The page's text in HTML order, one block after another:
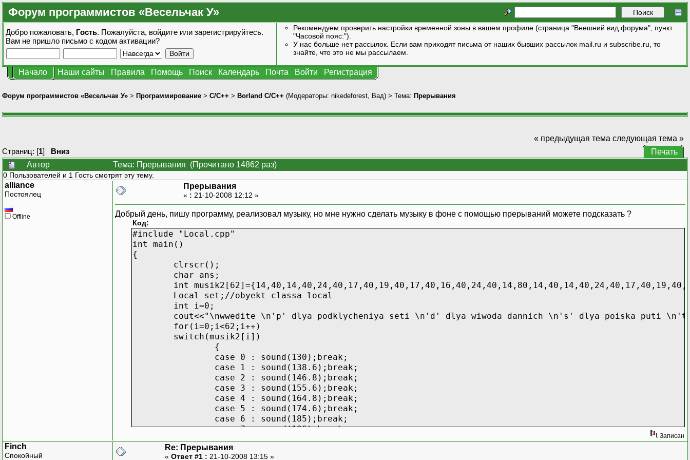
Форум программистов «Весельчак У»
Добро пожаловать, Гость. Пожалуйста, войдите или зарегистрируйтесь.
Вам не пришло письмо с кодом активации?
Рекомендуем проверить настройки временной зоны в вашем профиле (страница "Внешний вид форума", пункт
"Часовой пояс:").
У нас больше нет рассылок. Если вам приходят письма от наших бывших рассылок mail.ru и subscribe.ru, то
знайте, что это не мы рассылаем.
Начало Наши сайты Правила Помощь Поиск Календарь Почта Войти Регистрация
Форум программистов «Весельчак У» > Программирование > C/C++ > Borland C/C++ (Модераторы: nikedeforest Вад) > Тема: Прерывания
Страниц: [1] Вниз
« предыдущая тема следующая тема »
Печать
Автор
Тема: Прерывания (Прочитано 14862 раз)
0 Пользователей и 1 Гость смотрят эту тему.
alliance
Постоялец
Offline
Прерывания
« : 21-10-2008 12:12 »
Добрый день, пишу программу, реализовал музыку, но мне нужно сделать музыку в фоне с помощью прерываний можете подсказать ?
Код:
#include "Local.cpp"
int main()
{
clrscr();
char ans;
int
Local set;//obyekt classa local
int i=0;
cout<<"\nwwedite \n'p' dlya podklycheniya seti \n'd' dlya wiwoda dannich \n's' dlya poiska puti
for(i=0;i<62;i++)
switch(musik2[i])
{
case 0 : sound(130);break;
case 1 : sound(138.6);break;
case 2 : sound(146.8);break;
case 3 : sound(155.6);break;
case 4 : sound(164.8);break;
case 5 : sound(174.6);break;
case 6 : sound(185);break;
case 7 : sound(196);break;
case 8 : sound(207.7);break;
case 9 : sound(220);break;
Записан
Finch
Спокойный
Re: Прерывания
« Ответ #1 : 21-10-2008 13:15 »